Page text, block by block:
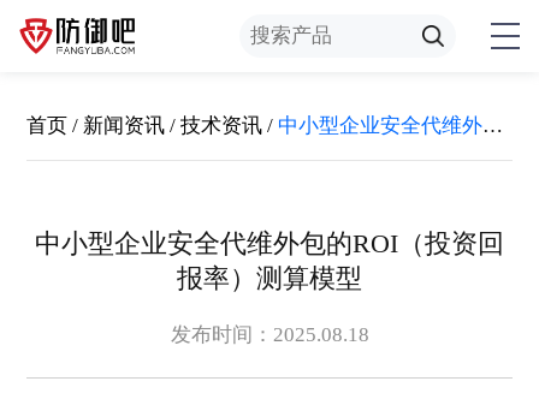
首页 / 新闻资讯 /技术资讯 / 中小型企业安全代维外包的ROI（投资回报率）测算模型
中小型企业安全代维外包的ROI（投资回
报率）测算模型
发布时间：2025.08.18